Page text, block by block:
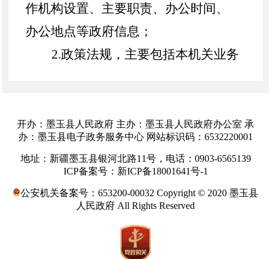
作机构设置、主要职责、办公时间、
办公地点等政府信息；
2.政策法规，主要包括本机关业务
3.行政许可、行政处罚、行政强制
和其他对外管理服务、条件、程序以
及办理结果或本部门认为具有一定社
会影响的行政处罚决定等；
4.惠民项目补助资金：农机购置补
贴、耕地地力保护补贴、草原生态保
开办：墨玉县人民政府 主办：墨玉县人民政府办公室 承
办：墨玉县电子政务服务中心 网站标识码：6532220001
地址：新疆墨玉县银河北路11号，电话：0903-6565139
ICP备案号：新ICP备18001641号-1
公安机关备案号：653200-00032 Copyright © 2020 墨玉县
人民政府 All Rights Reserved